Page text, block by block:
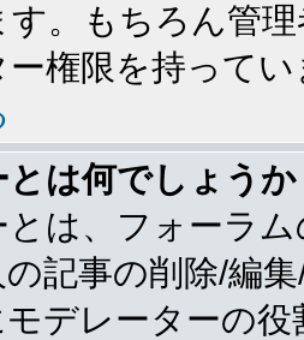
す。もちろん管
権限を持ってい
は何でしょうか
は、フォーラ
記事の削除/編
デレーターの